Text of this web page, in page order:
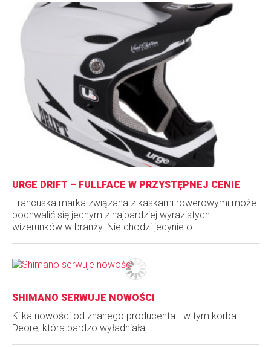
URGE DRIFT – FULLFACE W PRZYSTĘPNEJ CENIE
Francuska marka związana z kaskami rowerowymi może
pochwalić się jednym z najbardziej wyrazistych
wizerunków w branży. Nie chodzi jedynie o...
SHIMANO SERWUJE NOWOŚCI
Kilka nowości od znanego producenta - w tym korba
Deore, która bardzo wyładniała...